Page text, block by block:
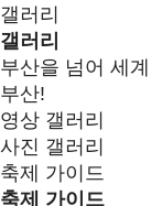
갤러리
갤러리
부산을 넘어 세
부산!
영상 갤러리
사진 갤러리
축제 가이드
축제 가이드